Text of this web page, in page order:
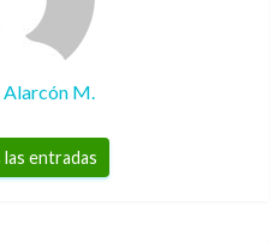
Alarcón M.
entradas